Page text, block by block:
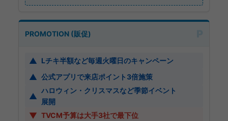
PROMOTION (販促)
▲ Lチキ半額など毎週火曜日のキャンペーン
▲ 公式アプリで来店ポイント3倍施策
▲
ハロウィン・クリスマスなど季節イベント
展開
▼ TVCM予算は大手3社で最下位